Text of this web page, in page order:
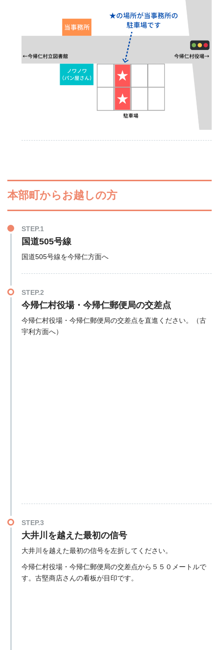
本部町からお越しの方
STEP.1
国道505号線
国道505号線を今帰仁方面へ
STEP.2
今帰仁村役場・今帰仁郵便局の交差点
今帰仁村役場・今帰仁郵便局の交差点を直進ください。（古
宇利方面へ）
STEP.3
大井川を越えた最初の信号
大井川を越えた最初の信号を左折してください。
今帰仁村役場・今帰仁郵便局の交差点から５５０メートルで
す。古堅商店さんの看板が目印です。